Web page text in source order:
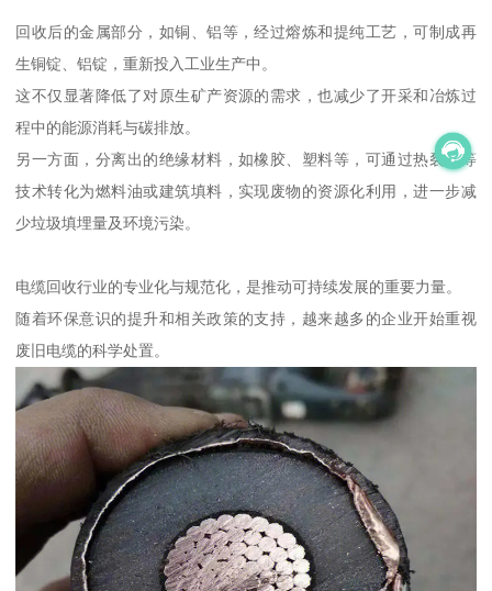
回收后的金属部分，如铜、铝等，经过熔炼和提纯工艺，可制成再
生铜锭、铝锭，重新投入工业生产中。
这不仅显著降低了对原生矿产资源的需求，也减少了开采和冶炼过
程中的能源消耗与碳排放。
另一方面，分离出的绝缘材料，如橡胶、塑料等，可通过热裂解等
技术转化为燃料油或建筑填料，实现废物的资源化利用，进一步减
少垃圾填埋量及环境污染。
电缆回收行业的专业化与规范化，是推动可持续发展的重要力量。
随着环保意识的提升和相关政策的支持，越来越多的企业开始重视
废旧电缆的科学处置。